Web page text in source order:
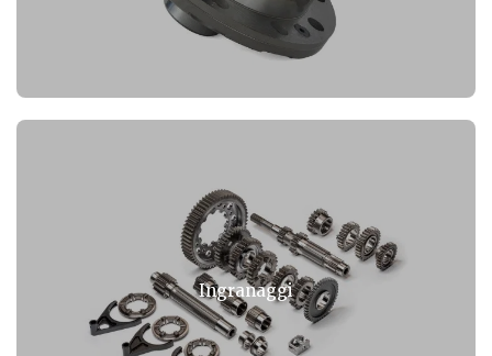
Ingranaggi